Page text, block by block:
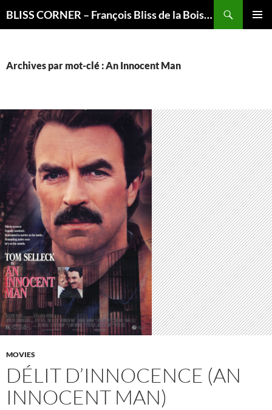
BLISS CORNER – François Bliss de la Boissière is here
Archives par mot-clé : An Innocent Man
MOVIES
DÉLIT D’INNOCENCE (AN
INNOCENT MAN)